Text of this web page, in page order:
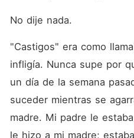
No dije nada.
"Castigos" era como
infligía. Nunca supe por
un día de la semana
suceder mientras se
madre. Mi padre le
le hizo a mi madre;